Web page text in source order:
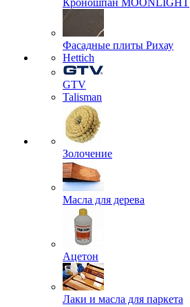
Кроношпан MOONLIGHT
Фасадные плиты Рихау
Hettich
GTV
Talisman
Золочение
Масла для дерева
Ацетон
Лаки и масла для паркета